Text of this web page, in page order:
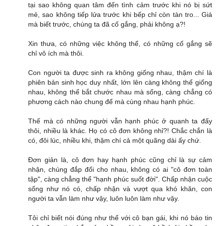
tại sao không quan tâm đến tình cảm trước khi nó bị sứt
mẻ, sao không tiếp lửa trước khi bếp chỉ còn tàn tro... Giá
mà biết trước, chúng ta đã cố gắng, phải không ạ?!
Xin thưa, có những việc không thể, có những cố gắng sẽ
chỉ vô ích mà thôi.
Con người ta được sinh ra không giống nhau, thậm chí là
phiên bản sinh học duy nhất, lớn lên càng không thể giống
nhau, không thể bắt chước nhau mà sống, càng chẳng có
phương cách nào chung để mà cùng nhau hạnh phúc.
Thế mà có những người vẫn hạnh phúc ở quanh ta đấy
thôi, nhiều là khác. Họ có cô đơn không nhỉ?! Chắc chắn là
có, đôi lúc, nhiều khi, thậm chí cả một quãng dài ấy chứ.
Đơn giản là, cô đơn hay hạnh phúc cũng chỉ là sự cảm
nhận, chúng đắp đổi cho nhau, không có ai "cô đơn toàn
tập", càng chẳng thể "hạnh phúc suốt đời". Chấp nhận cuộc
sống như nó có, chấp nhận và vượt qua khó khăn, con
người ta vẫn làm như vậy, luôn luôn làm như vậy.
Tôi chỉ biết nói đúng như thế với cô bạn gái, khi nó báo tin